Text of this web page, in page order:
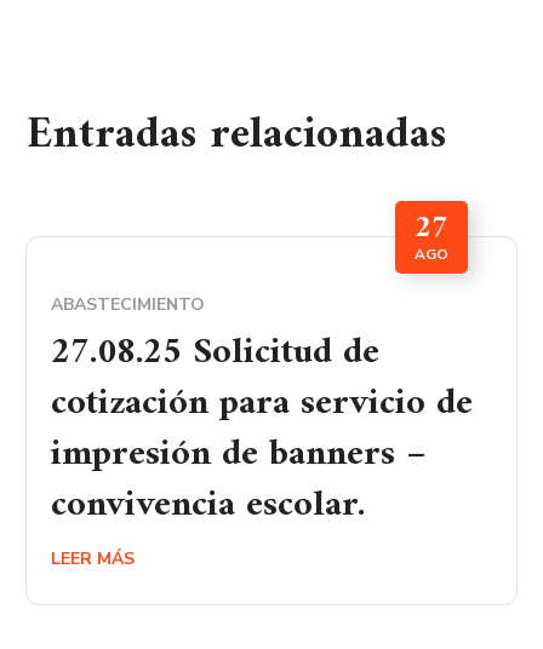
Entradas relacionadas
27
AGO
ABASTECIMIENTO
27.08.25 Solicitud de
cotización para servicio de
impresión de banners –
convivencia escolar.
LEER MÁS